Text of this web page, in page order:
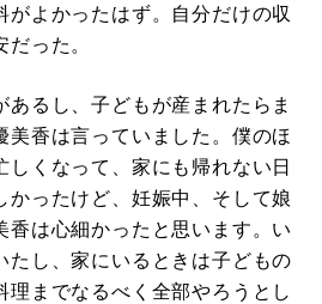
がよかったはず。自分だけの収
った。
あるし、子どもが産まれたらま
美香は言っていました。僕のほ
しくなって、家にも帰れない日
かったけど、妊娠中、そして娘
香は心細かったと思います。い
たし、家にいるときは子どもの
理までなるべく全部やろうとし